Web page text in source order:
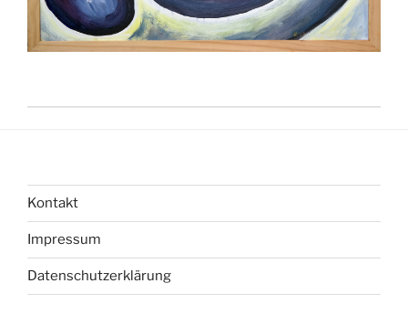
Kontakt
Impressum
Datenschutzerklärung